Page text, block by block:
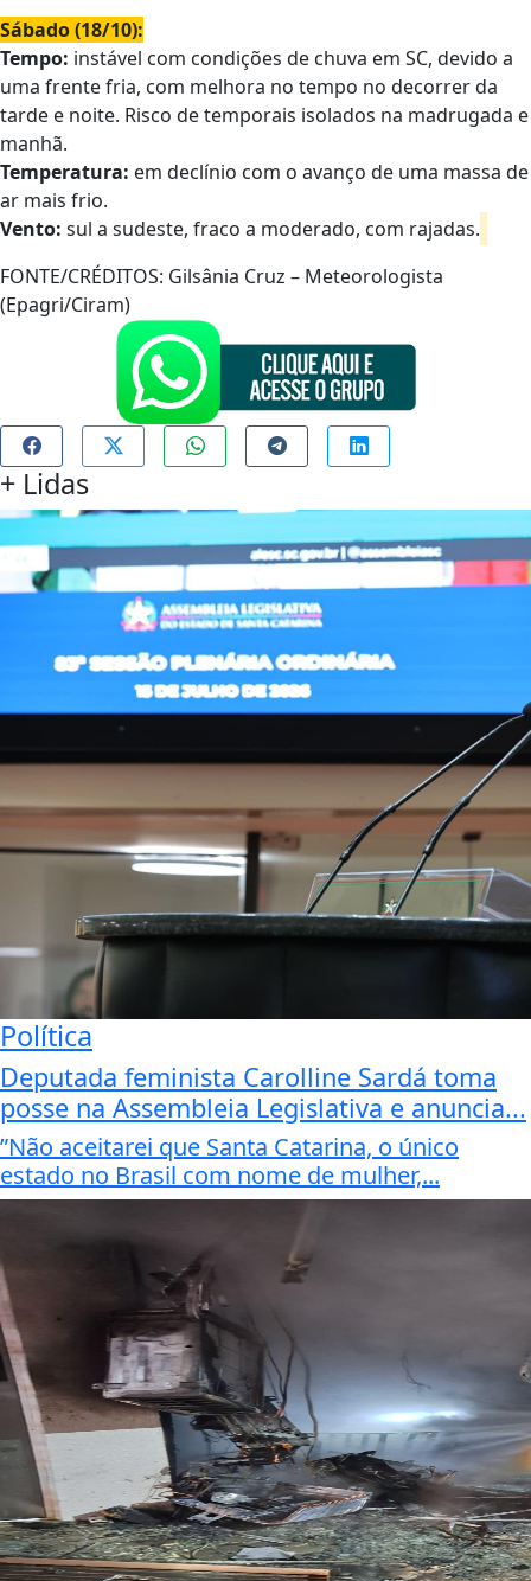
Sábado (18/10):
Tempo: instável com condições de chuva em SC, devido a
uma frente fria, com melhora no tempo no decorrer da
tarde e noite. Risco de temporais isolados na madrugada e
manhã.
Temperatura: em declínio com o avanço de uma massa de
ar mais frio.
Vento: sul a sudeste, fraco a moderado, com rajadas.
FONTE/CRÉDITOS: Gilsânia Cruz – Meteorologista
(Epagri/Ciram)
+ Lidas
Política
Deputada feminista Carolline Sardá toma
posse na Assembleia Legislativa e anuncia...
”Não aceitarei que Santa Catarina, o único
estado no Brasil com nome de mulher,...